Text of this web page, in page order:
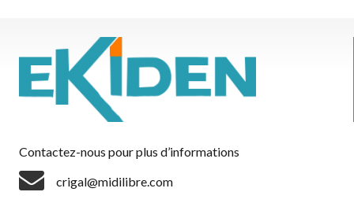
Contactez-nous pour plus d’informations
crigal@midilibre.com